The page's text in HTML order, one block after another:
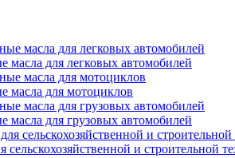
масла для легковых автомобилей
масла для мотоциклов
масла для грузовых автомобилей
сельскохозяйственной и строительной